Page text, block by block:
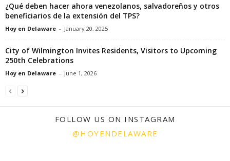
¿Qué deben hacer ahora venezolanos, salvadoreños y otros
beneficiarios de la extensión del TPS?
Hoy en Delaware - January 20, 2025
City of Wilmington Invites Residents, Visitors to Upcoming
250th Celebrations
Hoy en Delaware - June 1, 2026
FOLLOW US ON INSTAGRAM
@HOYENDELAWARE